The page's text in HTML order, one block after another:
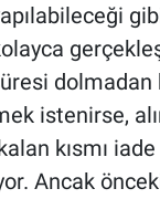
dolmadan
istenirse,
kısmı
Ancak